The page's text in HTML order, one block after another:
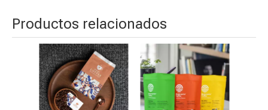
Productos relacionados